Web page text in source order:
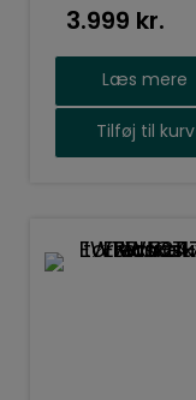
3.999 kr.
Læs mere
Tilføj til kurv